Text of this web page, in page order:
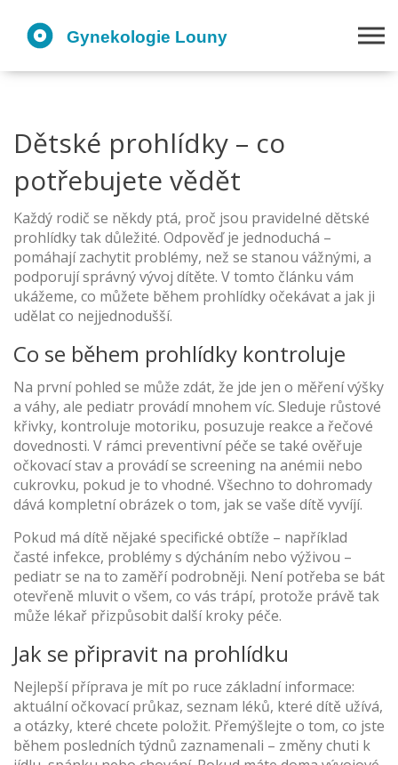
Dětské prohlídky – co
potřebujete vědět
Každý rodič se někdy ptá, proč jsou pravidelné dětské
prohlídky tak důležité. Odpověď je jednoduchá –
pomáhají zachytit problémy, než se stanou vážnými, a
podporují správný vývoj dítěte. V tomto článku vám
ukážeme, co můžete během prohlídky očekávat a jak ji
udělat co nejjednodušší.
Co se během prohlídky kontroluje
Na první pohled se může zdát, že jde jen o měření výšky
a váhy, ale pediatr provádí mnohem víc. Sleduje růstové
křivky, kontroluje motoriku, posuzuje reakce a řečové
dovednosti. V rámci preventivní péče se také ověřuje
očkovací stav a provádí se screening na anémii nebo
cukrovku, pokud je to vhodné. Všechno to dohromady
dává kompletní obrázek o tom, jak se vaše dítě vyvíjí.
Pokud má dítě nějaké specifické obtíže – například
časté infekce, problémy s dýcháním nebo výživou –
pediatr se na to zaměří podrobněji. Není potřeba se bát
otevřeně mluvit o všem, co vás trápí, protože právě tak
může lékař přizpůsobit další kroky péče.
Jak se připravit na prohlídku
Nejlepší příprava je mít po ruce základní informace:
aktuální očkovací průkaz, seznam léků, které dítě užívá,
a otázky, které chcete položit. Přemýšlejte o tom, co jste
během posledních týdnů zaznamenali – změny chuti k